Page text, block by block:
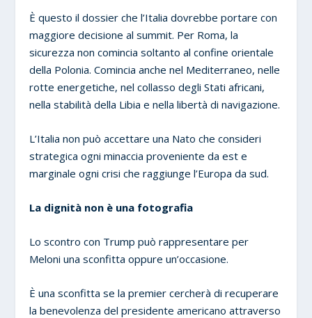
È questo il dossier che l’Italia dovrebbe portare con
maggiore decisione al summit. Per Roma, la
sicurezza non comincia soltanto al confine orientale
della Polonia. Comincia anche nel Mediterraneo, nelle
rotte energetiche, nel collasso degli Stati africani,
nella stabilità della Libia e nella libertà di navigazione.
L’Italia non può accettare una Nato che consideri
strategica ogni minaccia proveniente da est e
marginale ogni crisi che raggiunge l’Europa da sud.
La dignità non è una fotografia
Lo scontro con Trump può rappresentare per
Meloni una sconfitta oppure un’occasione.
È una sconfitta se la premier cercherà di recuperare
la benevolenza del presidente americano attraverso